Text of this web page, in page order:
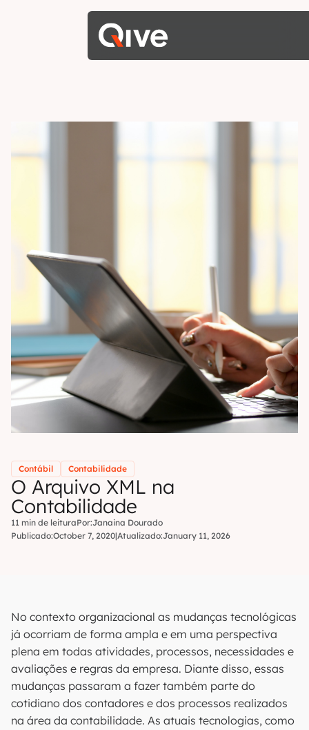
Contábil Contabilidade
O Arquivo XML na
Contabilidade
11 min de leituraPor:Janaina Dourado
Publicado:October 7, 2020|Atualizado:January 11, 2026
No contexto organizacional as mudanças tecnológicas
já ocorriam de forma ampla e em uma perspectiva
plena em todas atividades, processos, necessidades e
avaliações e regras da empresa. Diante disso, essas
mudanças passaram a fazer também parte do
cotidiano dos contadores e dos processos realizados
na área da contabilidade. As atuais tecnologias, como